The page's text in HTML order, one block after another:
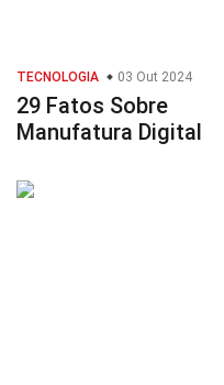
TECNOLOGIA 03 Out 2024
29 Fatos Sobre
Manufatura Digital